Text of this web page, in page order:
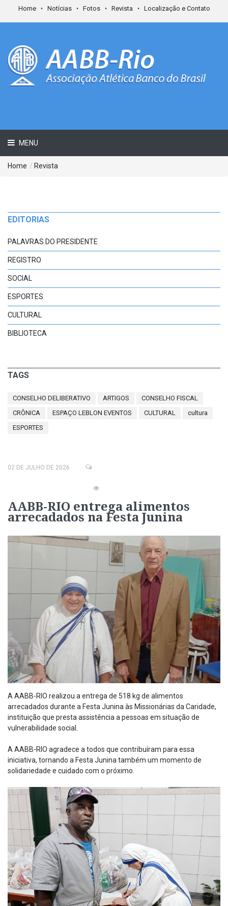
Home Notícias Fotos Revista Localização e Contato
MENU
Home / Revista
EDITORIAS
PALAVRAS DO PRESIDENTE
REGISTRO
SOCIAL
ESPORTES
CULTURAL
BIBLIOTECA
TAGS
CONSELHO DELIBERATIVO ARTIGOS
CONSELHO FISCAL
CRÔNICA
ESPAÇO LEBLON EVENTOS CULTURAL
cultura
ESPORTES
02 DE JULHO DE 2026
AABB-RIO entrega alimentos
arrecadados na Festa Junina
A AABB-RIO realizou a entrega de 518 kg de alimentos
arrecadados durante a Festa Junina às Missionárias da Caridade,
instituição que presta assistência a pessoas em situação de
vulnerabilidade social.
A AABB-RIO agradece a todos que contribuíram para essa
iniciativa, tornando a Festa Junina também um momento de
solidariedade e cuidado com o próximo.